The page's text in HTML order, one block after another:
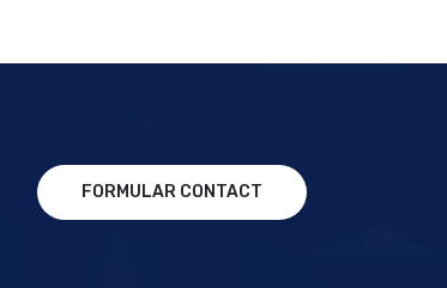
FORMULAR CONTACT